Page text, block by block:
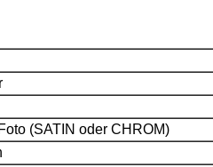
(SATIN oder CHROM)